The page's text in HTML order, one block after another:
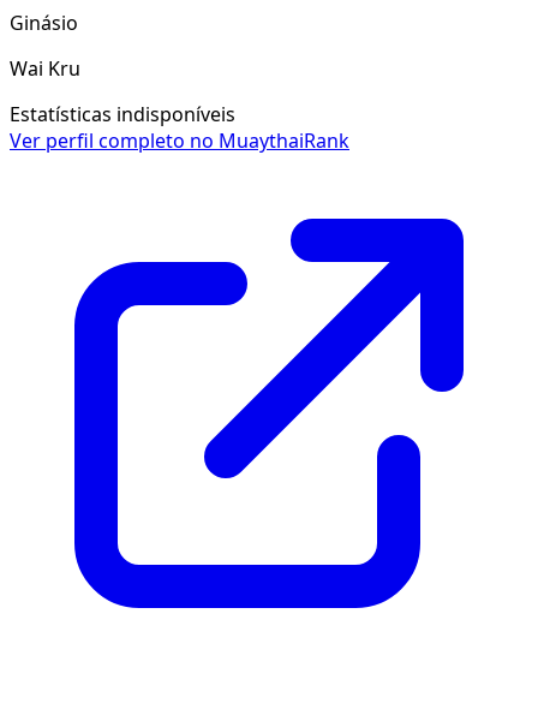
Ginásio
Wai Kru
Estatísticas indisponíveis
Ver perfil completo no MuaythaiRank